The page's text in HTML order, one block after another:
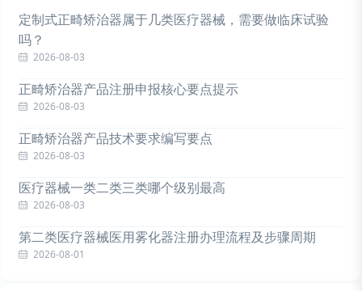
定制式正畸矫治器属于几类医疗器械，需要做临床试验
吗？
2026-08-03
正畸矫治器产品注册申报核心要点提示
2026-08-03
正畸矫治器产品技术要求编写要点
2026-08-03
医疗器械一类二类三类哪个级别最高
2026-08-03
第二类医疗器械医用雾化器注册办理流程及步骤周期
2026-08-01